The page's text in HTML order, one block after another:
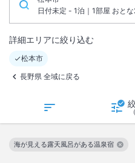
日付未定 - 1泊｜1部屋 おと
詳細エリアに絞り込む
松本市
長野県 全域に戻る
海が見える露天風呂がある温泉宿
この絞り込み条件を解除